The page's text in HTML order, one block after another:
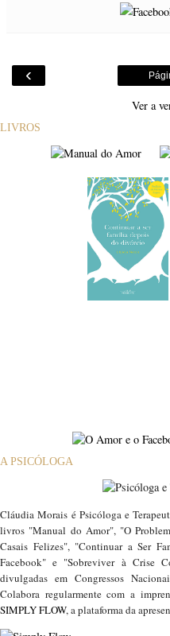
‹
Ver a
LIVROS
A PSICÓLOGA
Cláudia Morais é Psicóloga e
livros "Manual do Amor", "O
Casais Felizes", "Continuar a Ser
Facebook" e "Sobreviver à Crise
divulgadas em Congressos
Colabora regularmente com a
SIMPLY FLOW, a plataforma da